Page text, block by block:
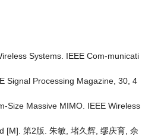
Systems. IEEE Com-municati
Signal Processing Magazine, 30, 4
Size Massive MIMO. IEEE Wireless
[M]. 第2版. 朱敏, 堵久辉, 缪庆育, 佘